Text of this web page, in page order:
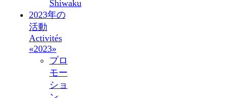
Shiwaku
2023年の
活動
Activités
«2023»
プロ
モー
ショ